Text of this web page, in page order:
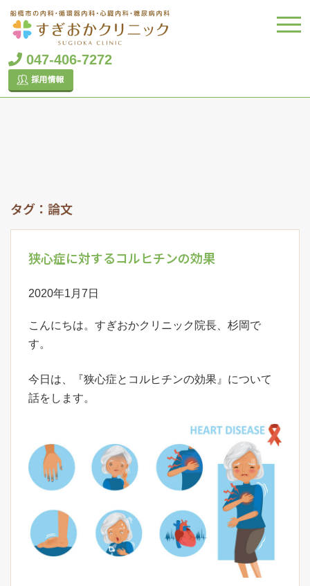
047-406-7272
タグ：論文
狭心症に対するコルヒチンの効果
2020年1月7日
こんにちは。すぎおかクリニック院長、杉岡で
す。
今日は、『狭心症とコルヒチンの効果』について
話をします。